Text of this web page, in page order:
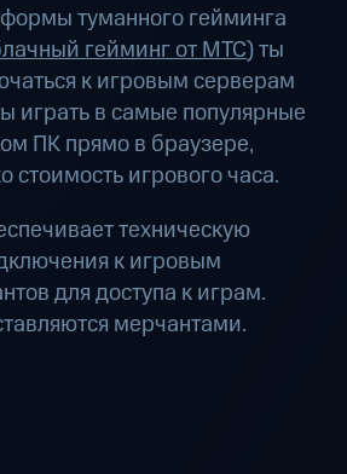
туманного гейминга
гейминг от МТС) ты
к игровым серверам
играть в самые популярные
ПК прямо в браузере,
стоимость игрового часа.
техническую
к игровым
для доступа к играм.
мерчантами.